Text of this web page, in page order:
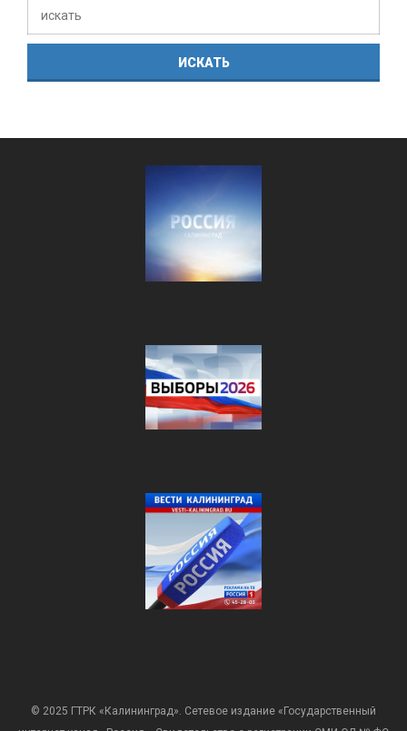
© 2025 ГТРК «Калининград». Сетевое издание «Государственный